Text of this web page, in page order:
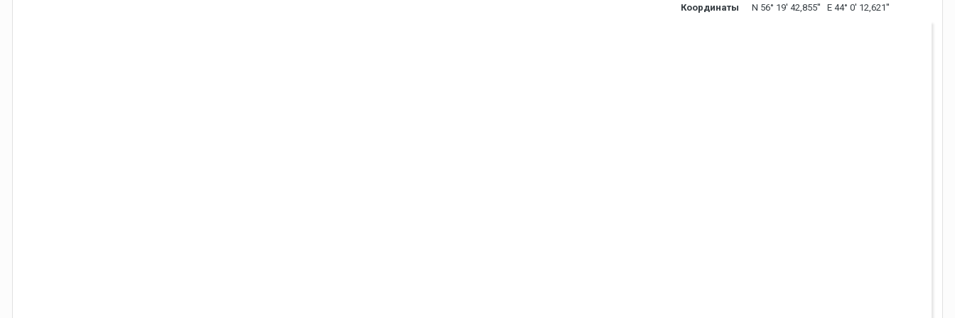
Координаты N 56° 19' 42,855'' E 44° 0' 12,621''